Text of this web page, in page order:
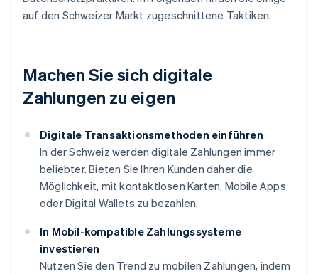
auf den Schweizer Markt zugeschnittene Taktiken.
Machen Sie sich digitale
Zahlungen zu eigen
Digitale Transaktionsmethoden einführen
In der Schweiz werden digitale Zahlungen immer
beliebter. Bieten Sie Ihren Kunden daher die
Möglichkeit, mit kontaktlosen Karten, Mobile Apps
oder Digital Wallets zu bezahlen.
In Mobil-kompatible Zahlungssysteme
investieren
Nutzen Sie den Trend zu mobilen Zahlungen, indem